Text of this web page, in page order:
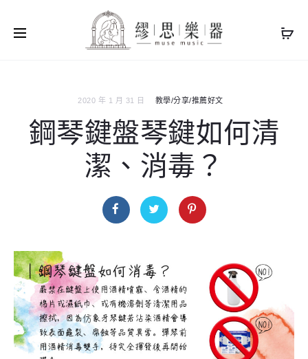
2020 年 1 月 31 日 教學/分享/推薦好文
鋼琴鍵盤琴鍵如何清
潔、消毒？